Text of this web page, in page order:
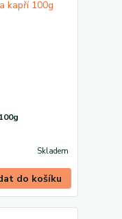
Skladem
do košíku